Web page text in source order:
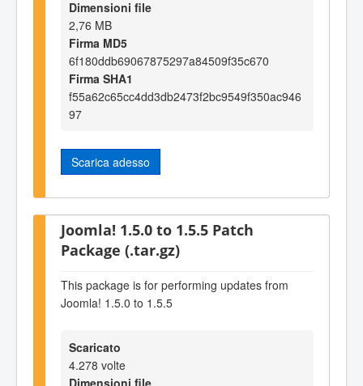
Dimensioni file
2,76 MB
Firma MD5
6f180ddb69067875297a84509f35c670
Firma SHA1
f55a62c65cc4dd3db2473f2bc9549f350ac946
97
Scarica adesso
Joomla! 1.5.0 to 1.5.5 Patch
Package (.tar.gz)
This package is for performing updates from
Joomla! 1.5.0 to 1.5.5
Scaricato
4.278 volte
Dimensioni file